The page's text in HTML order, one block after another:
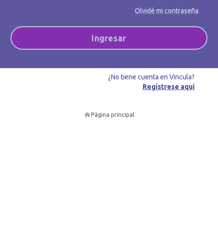
Olvidé mi contraseña
Ingresar
¿No tiene cuenta en Vincula?
Regístrese aquí
Página principal